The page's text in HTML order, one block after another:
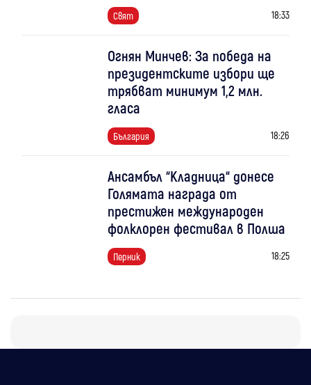
Свят 18:33
Огнян Минчев: За победа на
президентските избори ще
трябват минимум 1,2 млн.
гласа
България 18:26
Ансамбъл “Кладница“ донесе
Голямата награда от
престижен международен
фолклорен фестивал в Полша
Перник 18:25